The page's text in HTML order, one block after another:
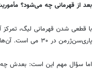
بعد از قهرمانی چه می‌شود؟
با قطعی شدن قهرمانی لیگ، تمرکز
پاری‌سن‌ژرمن در ۳۰ می است. آن‌ها شانس کسب یک دبل تاریخی را دارند.
اما سؤال مهم این است: بعدش